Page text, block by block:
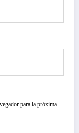
para la próxima